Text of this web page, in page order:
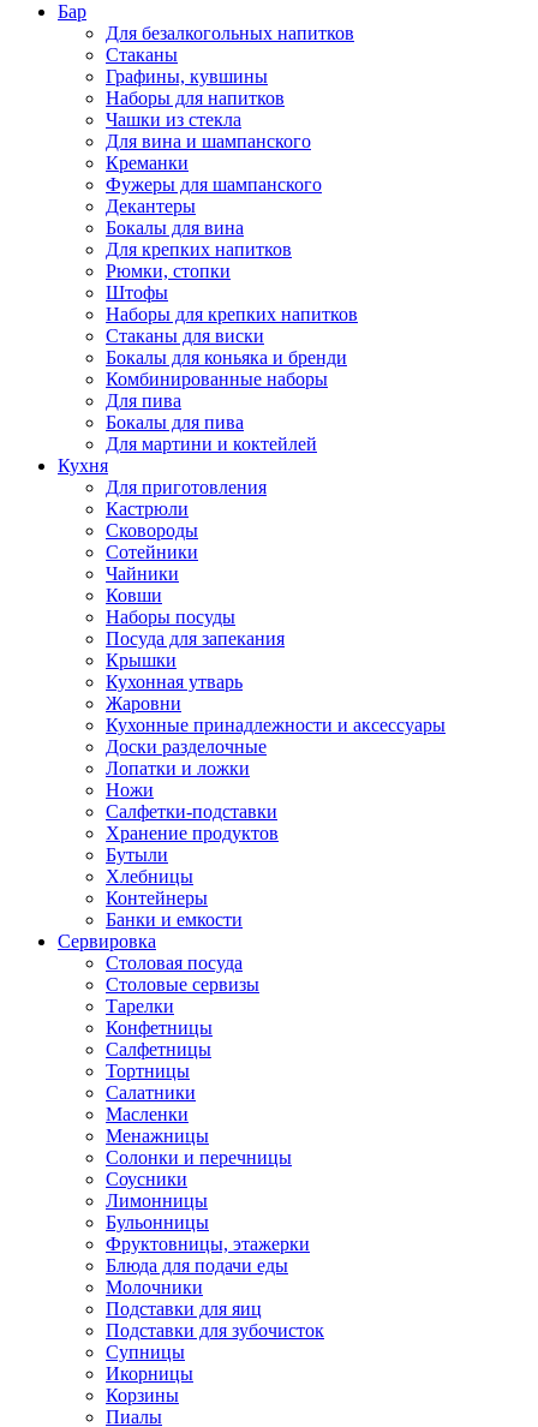
Бар
Для безалкогольных напитков
Стаканы
Графины, кувшины
Наборы для напитков
Чашки из стекла
Для вина и шампанского
Креманки
Фужеры для шампанского
Декантеры
Бокалы для вина
Для крепких напитков
Рюмки, стопки
Штофы
Наборы для крепких напитков
Стаканы для виски
Бокалы для коньяка и бренди
Комбинированные наборы
Для пива
Бокалы для пива
Для мартини и коктейлей
Кухня
Для приготовления
Кастрюли
Сковороды
Сотейники
Чайники
Ковши
Наборы посуды
Посуда для запекания
Крышки
Кухонная утварь
Жаровни
Кухонные принадлежности и аксессуары
Доски разделочные
Лопатки и ложки
Ножи
Салфетки-подставки
Хранение продуктов
Бутыли
Хлебницы
Контейнеры
Банки и емкости
Сервировка
Столовая посуда
Столовые сервизы
Тарелки
Конфетницы
Салфетницы
Тортницы
Салатники
Масленки
Менажницы
Солонки и перечницы
Соусники
Лимонницы
Бульонницы
Фруктовницы, этажерки
Блюда для подачи еды
Молочники
Подставки для яиц
Подставки для зубочисток
Супницы
Икорницы
Корзины
Пиалы